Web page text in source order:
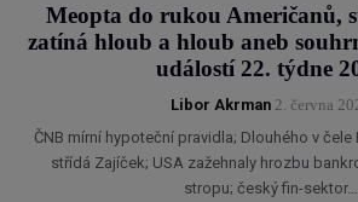
Meopta do rukou Američanů,
zatíná hloub a hloub aneb
událostí 22. týdne
Libor Akrman 2. června
ČNB mírní hypoteční pravidla; Dlouhého v
střídá Zajíček; USA zažehnaly hrozbu
stropu; český fin-sektor…